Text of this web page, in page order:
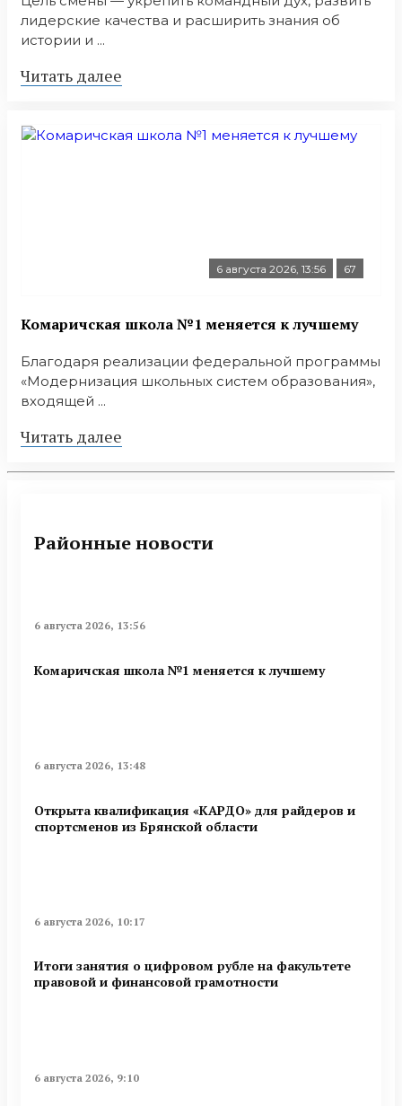
лидерские качества и расширить знания об
истории и ...
Читать далее
6 августа 2026, 13:56 67
Комаричская школа №1 меняется к лучшему
Благодаря реализации федеральной программы
«Модернизация школьных систем образования»,
входящей ...
Читать далее
Районные новости
6 августа 2026, 13:56
Комаричская школа №1 меняется к лучшему
6 августа 2026, 13:48
Открыта квалификация «КАРДО» для райдеров и
спортсменов из Брянской области
6 августа 2026, 10:17
Итоги занятия о цифровом рубле на факультете
правовой и финансовой грамотности
6 августа 2026, 9:10